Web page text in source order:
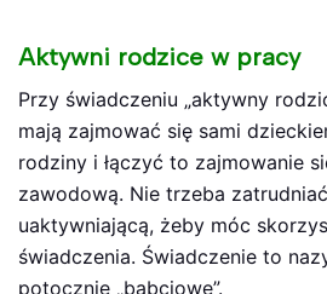
Aktywni rodzice w pracy
Przy świadczeniu „aktywny
mają zajmować się sami
rodziny i łączyć to zajmowanie
zawodową. Nie trzeba
uaktywniającą, żeby móc
świadczenia. Świadczenie to
potocznie „babciowe”.